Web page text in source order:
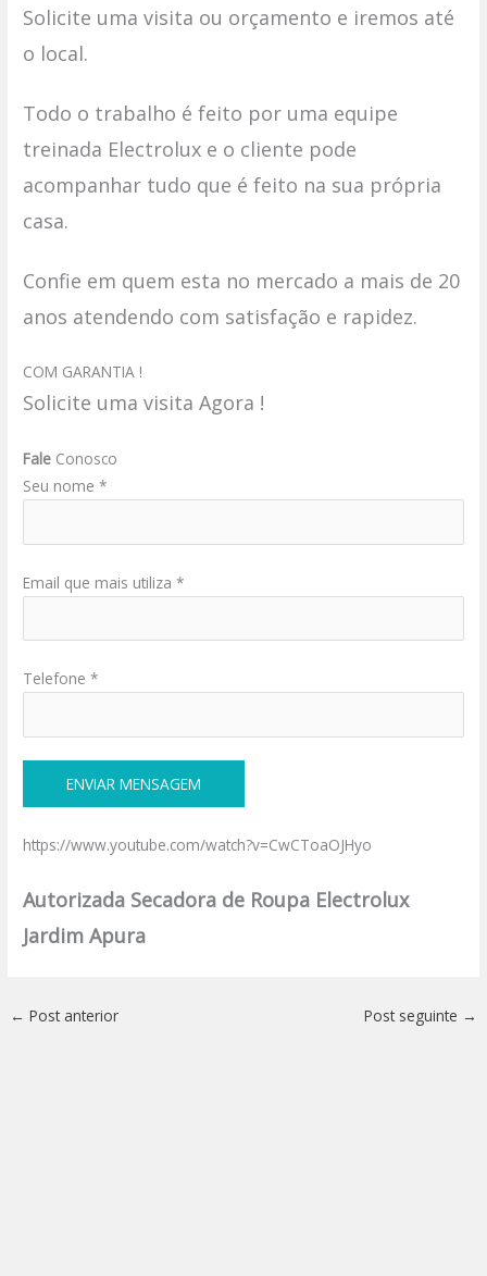
Solicite uma visita ou orçamento e iremos até
o local.
Todo o trabalho é feito por uma equipe
treinada Electrolux e o cliente pode
acompanhar tudo que é feito na sua própria
casa.
Confie em quem esta no mercado a mais de 20
anos atendendo com satisfação e rapidez.
COM GARANTIA !
Solicite uma visita Agora !
Fale Conosco
Seu nome *
Email que mais utiliza *
Telefone *
https://www.youtube.com/watch?v=CwCToaOJHyo
Autorizada Secadora de Roupa Electrolux
Jardim Apura
← Post anterior Post seguinte →